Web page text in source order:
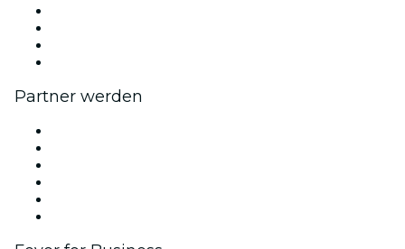
Partner werden